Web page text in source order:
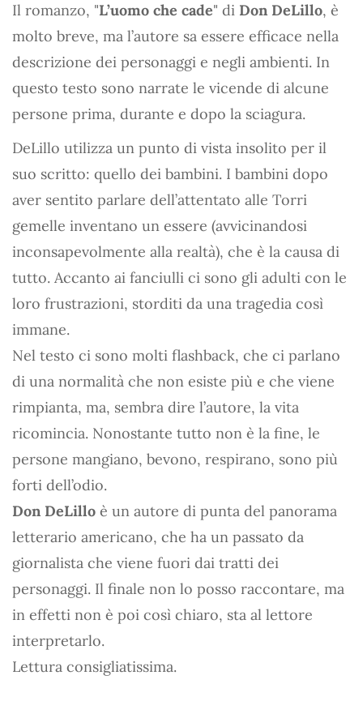
Il romanzo, "L’uomo che cade" di Don DeLillo, è
molto breve, ma l’autore sa essere efficace nella
descrizione dei personaggi e negli ambienti. In
questo testo sono narrate le vicende di alcune
persone prima, durante e dopo la sciagura.
DeLillo utilizza un punto di vista insolito per il
suo scritto: quello dei bambini. I bambini dopo
aver sentito parlare dell’attentato alle Torri
gemelle inventano un essere (avvicinandosi
inconsapevolmente alla realtà), che è la causa di
tutto. Accanto ai fanciulli ci sono gli adulti con le
loro frustrazioni, storditi da una tragedia così
immane.
Nel testo ci sono molti flashback, che ci parlano
di una normalità che non esiste più e che viene
rimpianta, ma, sembra dire l’autore, la vita
ricomincia. Nonostante tutto non è la fine, le
persone mangiano, bevono, respirano, sono più
forti dell’odio.
Don DeLillo è un autore di punta del panorama
letterario americano, che ha un passato da
giornalista che viene fuori dai tratti dei
personaggi. Il finale non lo posso raccontare, ma
in effetti non è poi così chiaro, sta al lettore
interpretarlo.
Lettura consigliatissima.